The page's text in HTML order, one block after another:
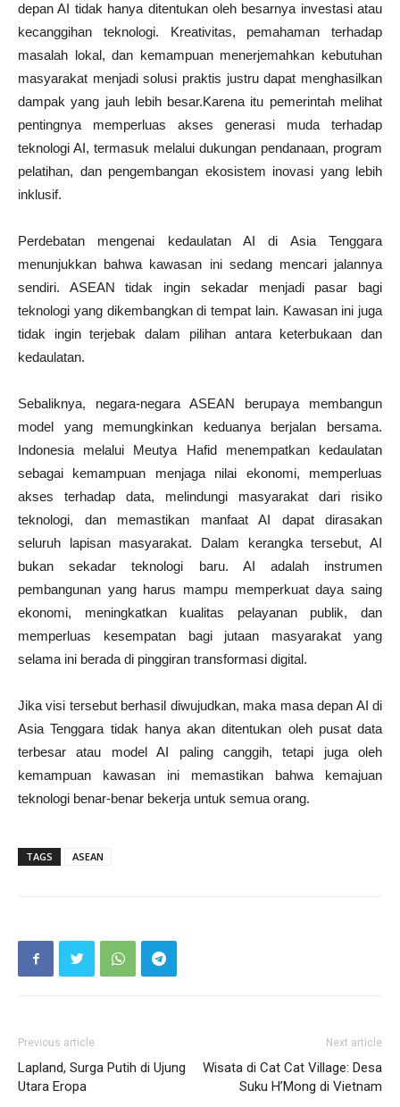
depan AI tidak hanya ditentukan oleh besarnya investasi atau
kecanggihan teknologi. Kreativitas, pemahaman terhadap
masalah lokal, dan kemampuan menerjemahkan kebutuhan
masyarakat menjadi solusi praktis justru dapat menghasilkan
dampak yang jauh lebih besar.Karena itu pemerintah melihat
pentingnya memperluas akses generasi muda terhadap
teknologi AI, termasuk melalui dukungan pendanaan, program
pelatihan, dan pengembangan ekosistem inovasi yang lebih
inklusif.
Perdebatan mengenai kedaulatan AI di Asia Tenggara
menunjukkan bahwa kawasan ini sedang mencari jalannya
sendiri. ASEAN tidak ingin sekadar menjadi pasar bagi
teknologi yang dikembangkan di tempat lain. Kawasan ini juga
tidak ingin terjebak dalam pilihan antara keterbukaan dan
kedaulatan.
Sebaliknya, negara-negara ASEAN berupaya membangun
model yang memungkinkan keduanya berjalan bersama.
Indonesia melalui Meutya Hafid menempatkan kedaulatan
sebagai kemampuan menjaga nilai ekonomi, memperluas
akses terhadap data, melindungi masyarakat dari risiko
teknologi, dan memastikan manfaat AI dapat dirasakan
seluruh lapisan masyarakat. Dalam kerangka tersebut, AI
bukan sekadar teknologi baru. AI adalah instrumen
pembangunan yang harus mampu memperkuat daya saing
ekonomi, meningkatkan kualitas pelayanan publik, dan
memperluas kesempatan bagi jutaan masyarakat yang
selama ini berada di pinggiran transformasi digital.
Jika visi tersebut berhasil diwujudkan, maka masa depan AI di
Asia Tenggara tidak hanya akan ditentukan oleh pusat data
terbesar atau model AI paling canggih, tetapi juga oleh
kemampuan kawasan ini memastikan bahwa kemajuan
teknologi benar-benar bekerja untuk semua orang.
TAGS ASEAN
Previous article
Lapland, Surga Putih di Ujung
Utara Eropa
Next article
Wisata di Cat Cat Village: Desa
Suku H’Mong di Vietnam